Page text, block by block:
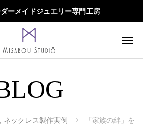
ーメイドジュエリー専門工房
, ネックレス製作実例
「家族の絆」を